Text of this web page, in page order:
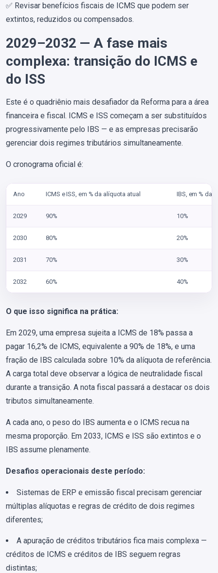
✅ Revisar benefícios fiscais de ICMS que podem ser
extintos, reduzidos ou compensados.
2029–2032 — A fase mais
complexa: transição do ICMS e
do ISS
Este é o quadriênio mais desafiador da Reforma para a área
financeira e fiscal. ICMS e ISS começam a ser substituídos
progressivamente pelo IBS — e as empresas precisarão
gerenciar dois regimes tributários simultaneamente.
O cronograma oficial é:
Ano ICMS e ISS, em % da alíquota atual IBS, em % da
2029 90% 10%
2030 80% 20%
2031 70% 30%
2032 60% 40%
O que isso significa na prática:
Em 2029, uma empresa sujeita a ICMS de 18% passa a
pagar 16,2% de ICMS, equivalente a 90% de 18%, e uma
fração de IBS calculada sobre 10% da alíquota de referência.
A carga total deve observar a lógica de neutralidade fiscal
durante a transição. A nota fiscal passará a destacar os dois
tributos simultaneamente.
A cada ano, o peso do IBS aumenta e o ICMS recua na
mesma proporção. Em 2033, ICMS e ISS são extintos e o
IBS assume plenamente.
Desafios operacionais deste período:
Sistemas de ERP e emissão fiscal precisam gerenciar
múltiplas alíquotas e regras de crédito de dois regimes
diferentes;
A apuração de créditos tributários fica mais complexa —
créditos de ICMS e créditos de IBS seguem regras
distintas;